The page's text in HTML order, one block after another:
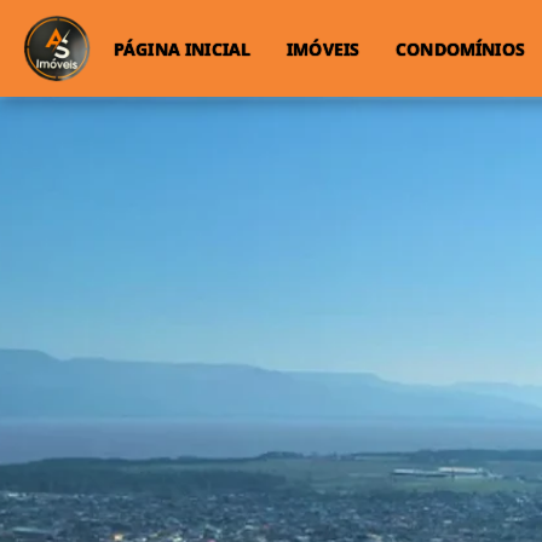
PÁGINA INICIAL IMÓVEIS CONDOMÍNIOS